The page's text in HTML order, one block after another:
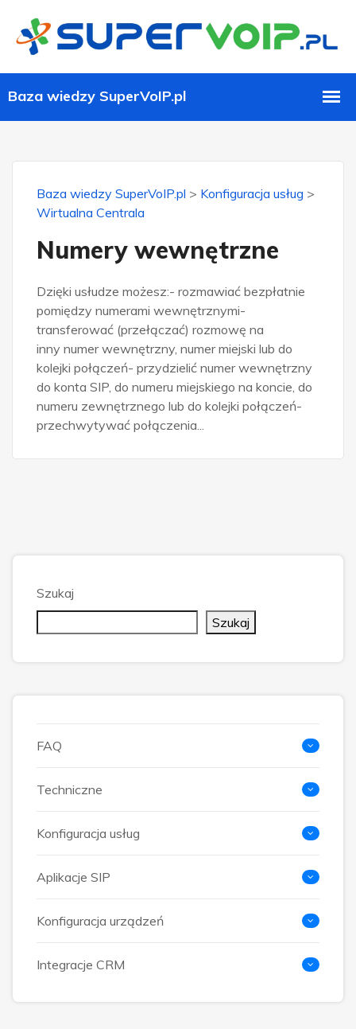
Baza wiedzy SuperVoIP.pl > Konfiguracja usług >
Wirtualna Centrala
Numery wewnętrzne
Dzięki usłudze możesz:- rozmawiać bezpłatnie
pomiędzy numerami wewnętrznymi-
transferować (przełączać) rozmowę na
inny numer wewnętrzny, numer miejski lub do
kolejki połączeń- przydzielić numer wewnętrzny
do konta SIP, do numeru miejskiego na koncie, do
numeru zewnętrznego lub do kolejki połączeń-
przechwytywać połączenia...
Szukaj
Szukaj
FAQ
Techniczne
Konfiguracja usług
Aplikacje SIP
Konfiguracja urządzeń
Integracje CRM